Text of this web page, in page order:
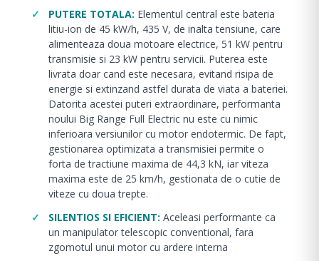
PUTERE TOTALA: Elementul central este bateria
litiu-ion de 45 kW/h, 435 V, de inalta tensiune, care
alimenteaza doua motoare electrice, 51 kW pentru
transmisie si 23 kW pentru servicii. Puterea este
livrata doar cand este necesara, evitand risipa de
energie si extinzand astfel durata de viata a bateriei.
Datorita acestei puteri extraordinare, performanta
noului Big Range Full Electric nu este cu nimic
inferioara versiunilor cu motor endotermic. De fapt,
gestionarea optimizata a transmisiei permite o
forta de tractiune maxima de 44,3 kN, iar viteza
maxima este de 25 km/h, gestionata de o cutie de
viteze cu doua trepte.
SILENTIOS SI EFICIENT: Aceleasi performante ca
un manipulator telescopic conventional, fara
zgomotul unui motor cu ardere interna